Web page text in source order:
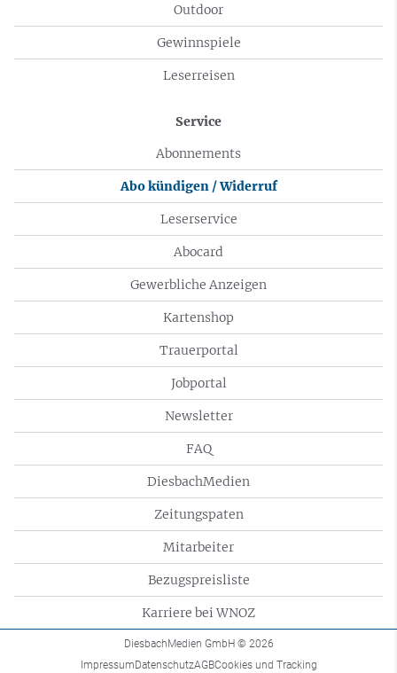
Outdoor
Gewinnspiele
Leserreisen
Service
Abonnements
Abo kündigen / Widerruf
Leserservice
Abocard
Gewerbliche Anzeigen
Kartenshop
Trauerportal
Jobportal
Newsletter
FAQ
DiesbachMedien
Zeitungspaten
Mitarbeiter
Bezugspreisliste
Karriere bei WNOZ
DiesbachMedien GmbH © 2026
ImpressumDatenschutzAGBCookies und Tracking